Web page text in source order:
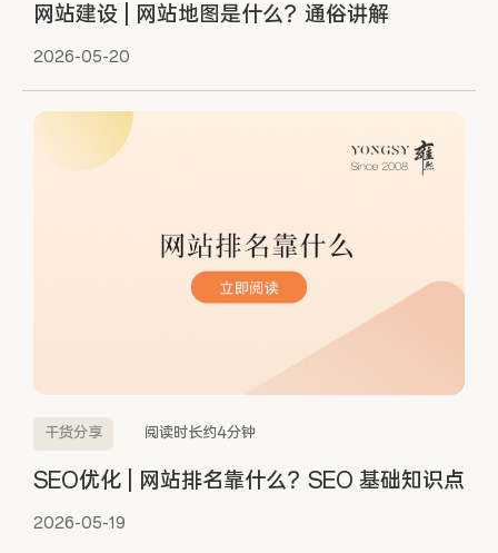
网站建设 | 网站地图是什么？通俗讲解
2026-05-20
干货分享 阅读时长约4分钟
SEO优化 | 网站排名靠什么？SEO 基础知识点
2026-05-19